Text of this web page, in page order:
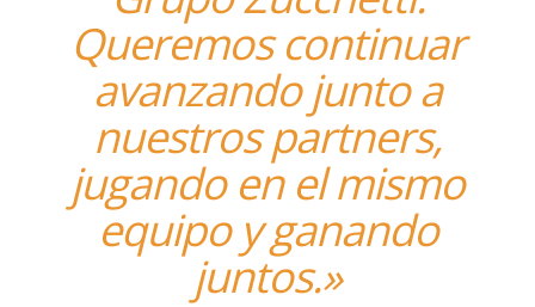
Queremos continuar
avanzando junto a
nuestros partners,
jugando en el mismo
equipo y ganando
juntos.»